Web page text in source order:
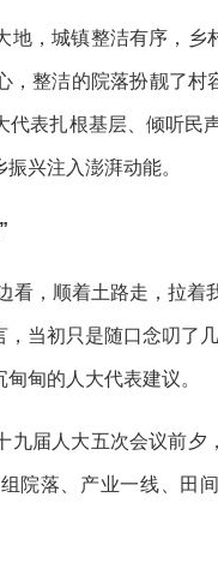
地，城镇整洁有序，
，整洁的院落扮靓了
表扎根基层、倾听民
兴注入澎湃动能。
看，顺着土路走，拉着
当初只是随口念叨了
甸的人大代表建议。
九届人大五次会议前
院落、产业一线、田